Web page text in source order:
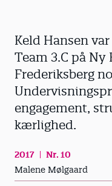
Keld Hansen
Team 3.C på
Frederiksberg
engagement,
kærlighed.
2017
Nr. 10
Malene Mølgaard